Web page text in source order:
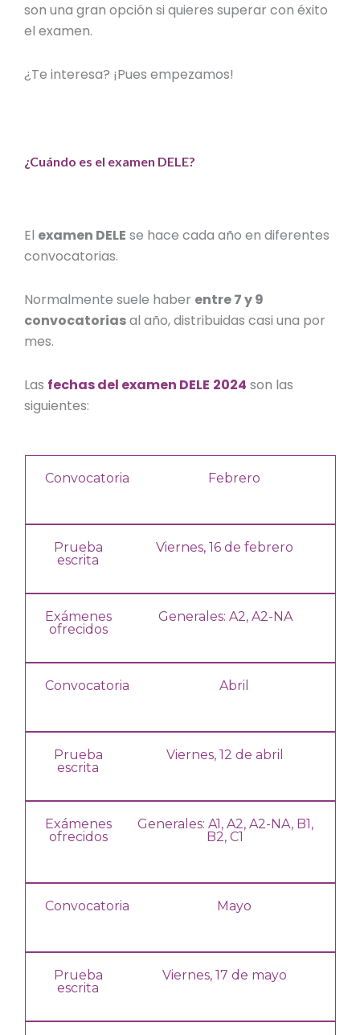
son una gran opción si quieres superar con éxito
el examen.
¿Te interesa? ¡Pues empezamos!
¿Cuándo es el examen DELE?
El examen DELE se hace cada año en diferentes
convocatorias.
Normalmente suele haber entre 7 y 9
convocatoriasal año, distribuidas casi una por
mes.
Las fechas del examen DELE 2024 son las
siguientes:
Convocatoria Febrero
Prueba
escrita
Viernes, 16 de febrero
Exámenes
ofrecidos
Generales: A2, A2-NA
Convocatoria Abril
Prueba
escrita
Viernes, 12 de abril
Exámenes
ofrecidos
Generales: A1, A2, A2-NA, B1,
B2, C1
Convocatoria Mayo
Prueba
escrita
Viernes, 17 de mayo